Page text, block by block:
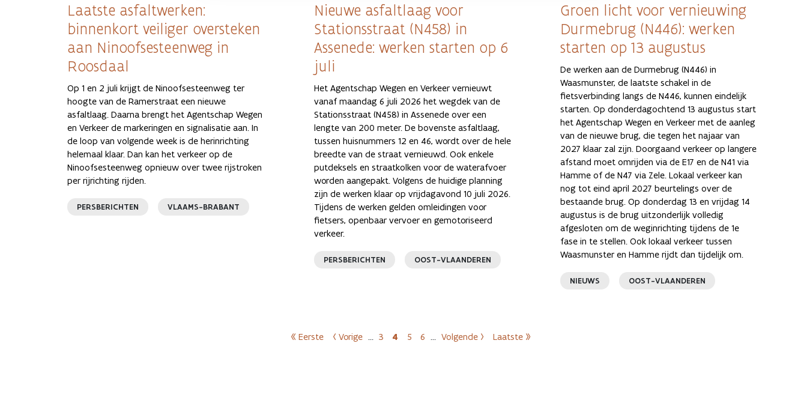
Laatste asfaltwerken:
binnenkort veiliger oversteken
aan Ninoofsesteenweg in
Roosdaal
Op 1 en 2 juli krijgt de Ninoofsesteenweg ter
hoogte van de Ramerstraat een nieuwe
asfaltlaag. Daarna brengt het Agentschap Wegen
en Verkeer de markeringen en signalisatie aan. In
de loop van volgende week is de herinrichting
helemaal klaar. Dan kan het verkeer op de
Ninoofsesteenweg opnieuw over twee rijstroken
per rijrichting rijden.
PERSBERICHTEN VLAAMS-BRABANT
Nieuwe asfaltlaag voor
Stationsstraat (N458) in
Assenede: werken starten op 6
juli
Het Agentschap Wegen en Verkeer vernieuwt
vanaf maandag 6 juli 2026 het wegdek van de
Stationsstraat (N458) in Assenede over een
lengte van 200 meter. De bovenste asfaltlaag,
tussen huisnummers 12 en 46, wordt over de hele
breedte van de straat vernieuwd. Ook enkele
putdeksels en straatkolken voor de waterafvoer
worden aangepakt. Volgens de huidige planning
zijn de werken klaar op vrijdagavond 10 juli 2026.
Tijdens de werken gelden omleidingen voor
fietsers, openbaar vervoer en gemotoriseerd
verkeer.
PERSBERICHTEN OOST-VLAANDEREN
Groen licht voor vernieuwing
Durmebrug (N446): werken
starten op 13 augustus
De werken aan de Durmebrug (N446) in
Waasmunster, de laatste schakel in de
fietsverbinding langs de N446, kunnen eindelijk
starten. Op donderdagochtend 13 augustus start
het Agentschap Wegen en Verkeer met de aanleg
van de nieuwe brug, die tegen het najaar van
2027 klaar zal zijn. Doorgaand verkeer op langere
afstand moet omrijden via de E17 en de N41 via
Hamme of de N47 via Zele. Lokaal verkeer kan
nog tot eind april 2027 beurtelings over de
bestaande brug. Op donderdag 13 en vrijdag 14
augustus is de brug uitzonderlijk volledig
afgesloten om de weginrichting tijdens de 1e
fase in te stellen. Ook lokaal verkeer tussen
Waasmunster en Hamme rijdt dan tijdelijk om.
NIEUWS OOST-VLAANDEREN
Paginering
Eerste pagina
« Eerste
Vorige pagina
‹ Vorige 3
Huidige pagina
4 5 6 Volgende › Laatste »